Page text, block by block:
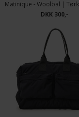
DKK 300,-